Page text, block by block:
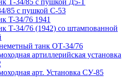
Т-34/85 с пушкой Д5-Т
85 с пушкой С-53
T-34/76 1941
Т-34/76 (1942) со штампованной
танк ОТ-34/76
артиллерийская установка
арт. Установка СУ-85